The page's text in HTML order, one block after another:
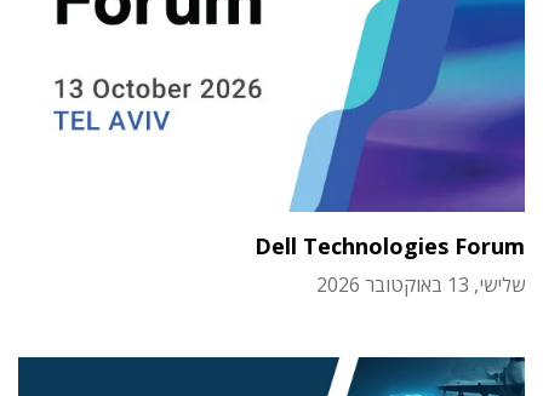
Dell Technologies Forum
שלישי, 13 באוקטובר 2026